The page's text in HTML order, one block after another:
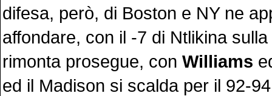
difesa, però, di Boston e NY ne
affondare, con il -7 di Ntlikina
rimonta prosegue, con Williams
ed il Madison si scalda per il 92-